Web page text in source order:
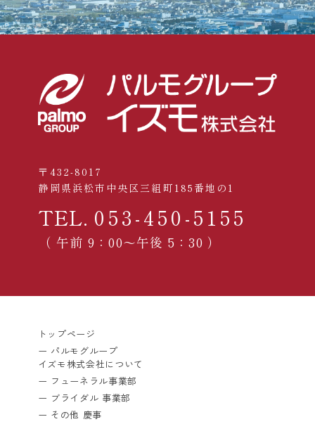
〒432-8017
静岡県浜松市中央区三組町185番地の1
TEL. 053-450-5155
（ 午前 9：00〜午後 5：30 ）
トップページ
ー パルモグループ
イズモ株式会社について
ー フューネラル事業部
ー ブライダル 事業部
ー その他 慶事